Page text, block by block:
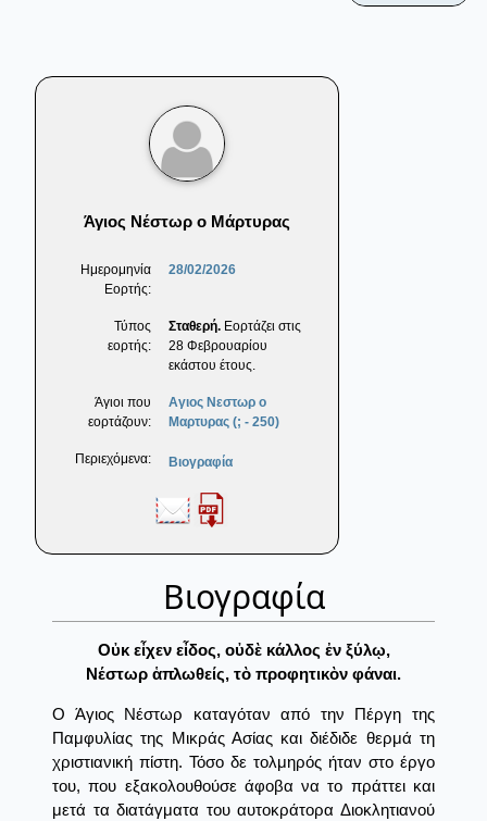
Άγιος Νέστωρ ο Μάρτυρας
Ημερομηνία
Εορτής:
28/02/2026
Τύπος
εορτής:
Σταθερή. Εορτάζει στις
28 Φεβρουαρίου
εκάστου έτους.
Άγιοι που
εορτάζουν:
Αγιος Νεστωρ ο
Μαρτυρας (; - 250)
Περιεχόμενα: Βιογραφία
Βιογραφία
Οὐκ εἶχεν εἶδος, οὐδὲ κάλλος ἐν ξύλῳ,
Νέστωρ ἁπλωθείς, τὸ προφητικὸν φάναι.
Ο Άγιος Νέστωρ καταγόταν από την Πέργη της
Παμφυλίας της Μικράς Ασίας και διέδιδε θερμά τη
χριστιανική πίστη. Τόσο δε τολμηρός ήταν στο έργο
του, που εξακολουθούσε άφοβα να το πράττει και
μετά τα διατάγματα του αυτοκράτορα Διοκλητιανού